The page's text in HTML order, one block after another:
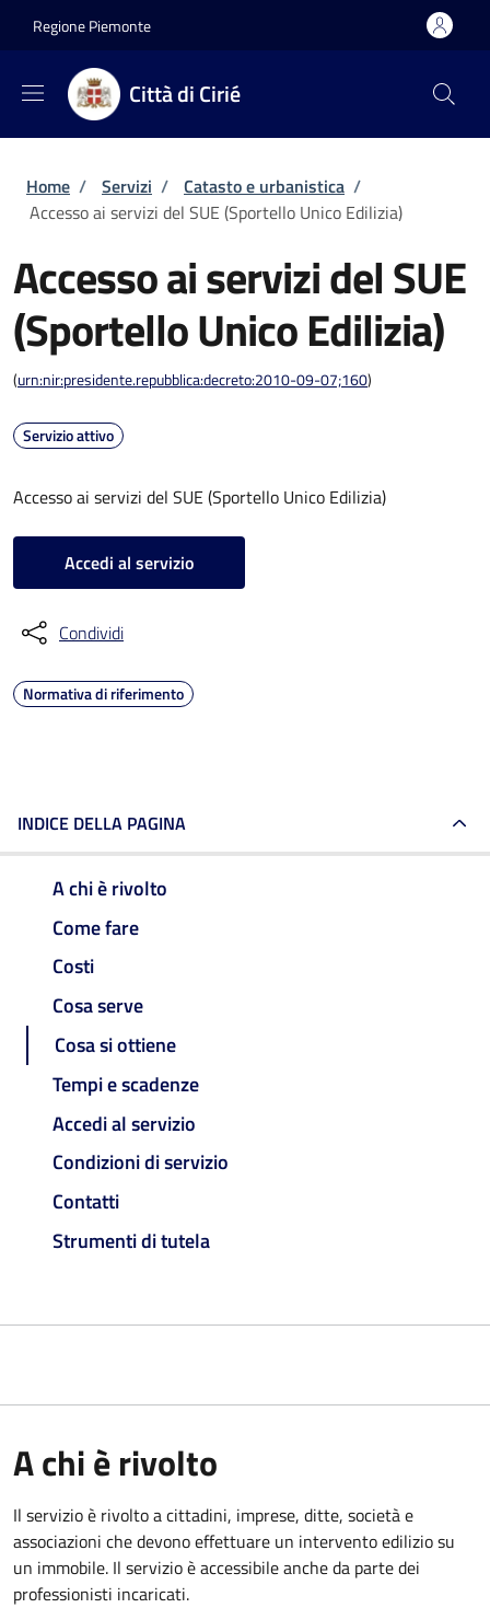
Regione Piemonte
Città di Cirié
Briciole di pane
Home / Servizi / Catasto e urbanistica /
Accesso ai servizi del SUE (Sportello Unico Edilizia)
Accesso ai servizi del SUE
(Sportello Unico Edilizia)
(urn:nir:presidente.repubblica:decreto:2010-09-07;160)
Servizio attivo
Accesso ai servizi del SUE (Sportello Unico Edilizia)
Accedi al servizio
Condividi
Normativa di riferimento
INDICE DELLA PAGINA
A chi è rivolto
Come fare
Costi
Cosa serve
Cosa si ottiene
Tempi e scadenze
Accedi al servizio
Condizioni di servizio
Contatti
Strumenti di tutela
A chi è rivolto
Il servizio è rivolto a cittadini, imprese, ditte, società e
associazioni che devono effettuare un intervento edilizio su
un immobile. Il servizio è accessibile anche da parte dei
professionisti incaricati.